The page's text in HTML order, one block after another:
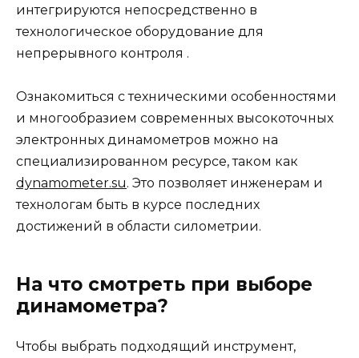
интегрируются непосредственно в
технологическое оборудование для
непрерывного контроля .
Ознакомиться с техническими особенностями
и многообразием современных высокоточных
электронных динамометров можно на
специализированном ресурсе, таком как
dynamometer.su. Это позволяет инженерам и
технологам быть в курсе последних
достижений в области силометрии.
На что смотреть при выборе
динамометра?
Чтобы выбрать подходящий инструмент,